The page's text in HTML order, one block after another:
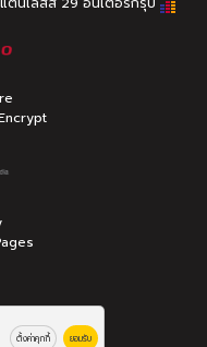
ตั้งค่าคุกกี้ ยอมรับ